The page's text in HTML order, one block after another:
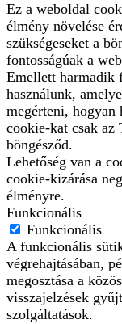
Ez a weboldal
élmény növelése
szükségeseket a
fontosságúak a
Emellett harmadik
használunk,
megérteni, hogyan
cookie-kat csak az
böngésződ.
Lehetőség van a
cookie-kizárása
élményre.
Funkcionális
Funkcionális
A funkcionális
végrehajtásában,
megosztása a
visszajelzések
szolgáltatások.